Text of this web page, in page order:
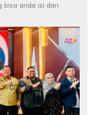
bisa anda isi dan